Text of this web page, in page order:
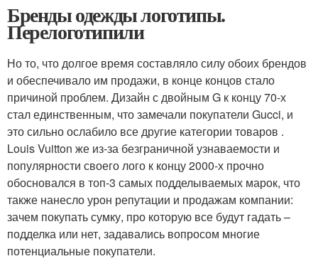
Бренды одежды логотипы.
Перелоготипили
Но то, что долгое время составляло силу обоих брендов
и обеспечивало им продажи, в конце концов стало
причиной проблем. Дизайн с двойным G к концу 70-х
стал единственным, что замечали покупатели Gucci, и
это сильно ослабило все другие категории товаров .
Louis Vuitton же из-за безграничной узнаваемости и
популярности своего лого к концу 2000-х прочно
обосновался в топ-3 самых подделываемых марок, что
также нанесло урон репутации и продажам компании:
зачем покупать сумку, про которую все будут гадать –
подделка или нет, задавались вопросом многие
потенциальные покупатели.